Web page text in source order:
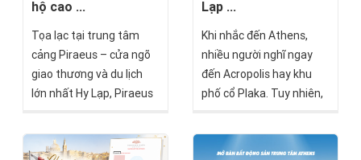
hộ cao ...
Tọa lạc tại trung tâm
cảng Piraeus – cửa ngõ
giao thương và du lịch
lớn nhất Hy Lạp, Piraeus
những dự án nổi bật
hướng đến nhóm nhà
Lạp ...
Khi nhắc đến Athens,
nhiều người nghĩ ngay
đến Acropolis hay khu
phố cổ Plaka. Tuy nhiên,
thành phố khoảng 20–30
phút di chuyển là Piraeus